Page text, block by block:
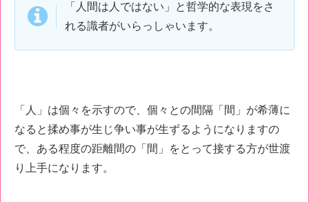
「人間は人ではない」と哲学的な表現をさ
れる識者がいらっしゃいます。
「人」は個々を示すので、個々との間隔「間」が希薄に
なると揉め事が生じ争い事が生ずるようになりますの
で、ある程度の距離間の「間」をとって接する方が世渡
り上手になります。